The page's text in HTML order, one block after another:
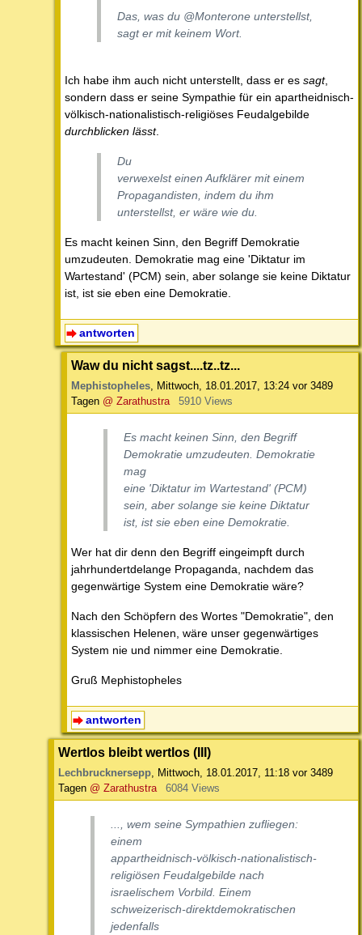
Das, was du @Monterone unterstellst,
sagt er mit keinem Wort.
Ich habe ihm auch nicht unterstellt, dass er es sagt,
sondern dass er seine Sympathie für ein apartheidnisch-
völkisch-nationalistisch-religiöses Feudalgebilde
durchblicken lässt.
Du
verwexelst einen Aufklärer mit einem
Propagandisten, indem du ihm
unterstellst, er wäre wie du.
Es macht keinen Sinn, den Begriff Demokratie
umzudeuten. Demokratie mag eine 'Diktatur im
Wartestand' (PCM) sein, aber solange sie keine Diktatur
ist, ist sie eben eine Demokratie.
antworten
Waw du nicht sagst....tz..tz...
Mephistopheles Mittwoch, 18.01.2017, 13:24 vor 3489
Tagen @ Zarathustra 5910 Views
Es macht keinen Sinn, den Begriff
Demokratie umzudeuten. Demokratie
mag
eine 'Diktatur im Wartestand' (PCM)
sein, aber solange sie keine Diktatur
ist, ist sie eben eine Demokratie.
Wer hat dir denn den Begriff eingeimpft durch
jahrhundertdelange Propaganda, nachdem das
gegenwärtige System eine Demokratie wäre?
Nach den Schöpfern des Wortes "Demokratie", den
klassischen Helenen, wäre unser gegenwärtiges
System nie und nimmer eine Demokratie.
Gruß Mephistopheles
antworten
Wertlos bleibt wertlos (III)
Lechbrucknersepp Mittwoch, 18.01.2017, 11:18 vor 3489
Tagen @ Zarathustra 6084 Views
..., wem seine Sympathien zufliegen:
einem
appartheidnisch-völkisch-nationalistisch-
religiösen Feudalgebilde nach
israelischem Vorbild. Einem
schweizerisch-direktdemokratischen
jedenfalls